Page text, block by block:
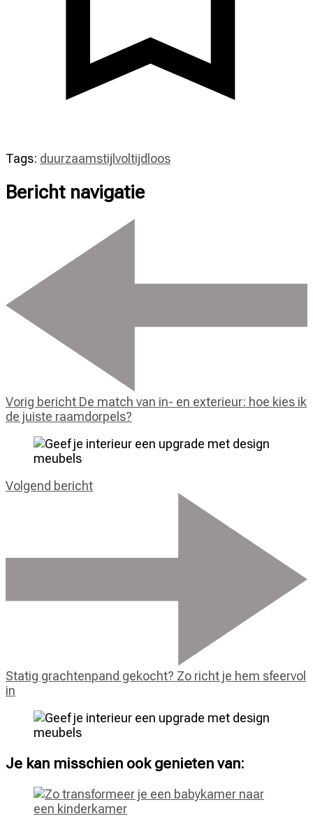
Tags: duurzaamstijlvoltijdloos
Bericht navigatie
Vorig bericht De match van in- en exterieur: hoe kies ik
de juiste raamdorpels?
Volgend bericht
Statig grachtenpand gekocht? Zo richt je hem sfeervol
in
Je kan misschien ook genieten van: